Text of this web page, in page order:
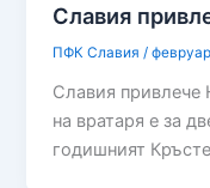
Славия
ПФК Славия /
Славия привлече
на вратаря е за
годишният